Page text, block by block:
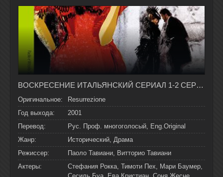
ВОСКРЕСЕНИЕ ИТАЛЬЯНСКИЙ СЕРИАЛ 1-2 СЕРИЯ, 1 СЕЗОНА НА РУССКОМ ЯЗЫКЕ
Оригинальное:
Resurrezione
Год выхода:
2001
Перевод:
Рус. Проф. многоголосый, Eng.Original
Жанр:
Исторический, Драма
Режиссер:
Паоло Тавиани, Витторио Тавиани
Актеры:
Стефания Рокка, Тимоти Пех, Мари Баумер,